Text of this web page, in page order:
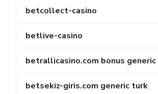
betcollect-casino
betlive-casino
betrallicasino.com bonus
betsekiz-giris.com generic turk